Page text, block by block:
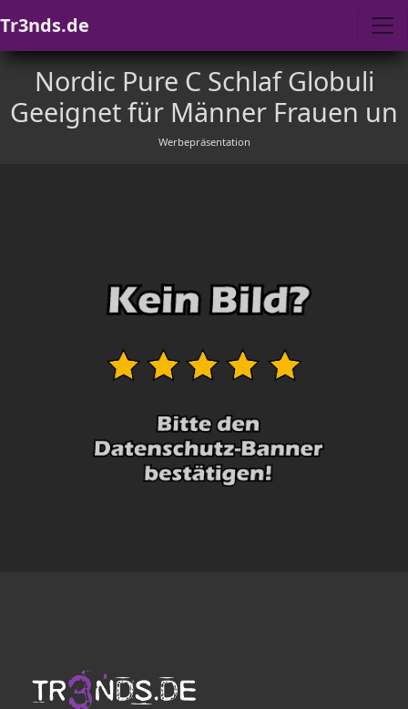
Tr3nds.de
Nordic Pure C Schlaf Globuli
Geeignet für Männer Frauen un
Werbepräsentation